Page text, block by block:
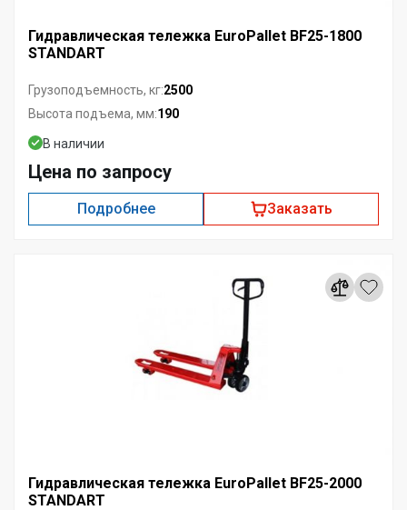
Гидравлическая тележка EuroPallet BF25-1800
STANDART
Грузоподъемность, кг:2500
Высота подъема, мм:190
В наличии
Цена по запросу
Подробнее Заказать
Гидравлическая тележка EuroPallet BF25-2000
STANDART